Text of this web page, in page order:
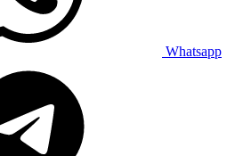
Whatsapp